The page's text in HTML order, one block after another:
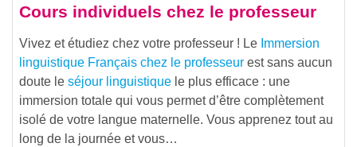
Cours individuels chez le professeur
Vivez et étudiez chez votre professeur ! Le Immersion
linguistique Français chez le professeur est sans aucun
doute le séjour linguistique le plus efficace : une
immersion totale qui vous permet d’être complètement
isolé de votre langue maternelle. Vous apprenez tout au
long de la journée et vous…